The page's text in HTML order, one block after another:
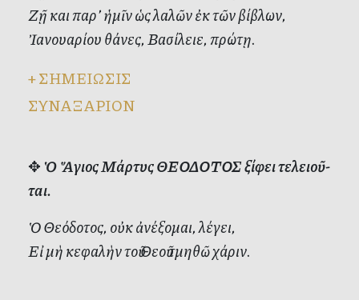
Ζῇ και πα­ρ’ ἡ­μῖν ὡς λα­λῶν ἐκ τῶν βί­βλων,
Ἰ­α­νου­α­ρί­ου θά­νες, Βα­σί­λει­ε, πρώ­τῃ.
+ΣΗΜΕΙΩΣΙΣ
ΣΥΝΑΞΑΡΙΟΝ
✥ Ὁ Ἅ­γι­ος Μάρτυς ΘΕΟΔΟΤΟΣ ξί­φει τε­λει­οῦ­
ται.
Ὁ Θε­ό­δο­τος, οὐκ ἀ­νέ­ξο­μαι, λέ­γει,
Εἰ μὴ κε­φα­λὴν τοῦ Θε­οῦ τμη­θῶ χά­ριν.